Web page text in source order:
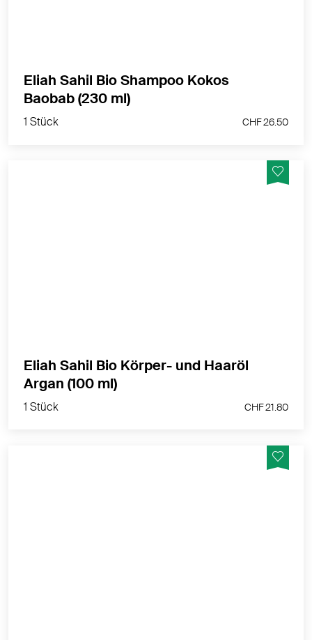
1 Stück
Eliah Sahil Bio Shampoo Kokos
Baobab (230 ml)
1 Stück CHF 26.50
1 Stück
Eliah Sahil Bio Körper- und Haaröl
Argan (100 ml)
1 Stück CHF 21.80